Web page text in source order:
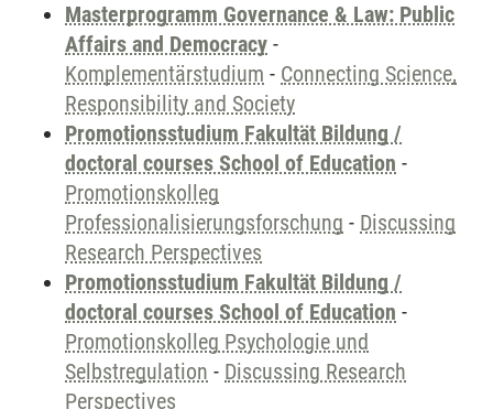
Masterprogramm Governance & Law: Public
Affairs and Democracy -
Komplementärstudium - Connecting Science,
Responsibility and Society
Promotionsstudium Fakultät Bildung /
doctoral courses School of Education -
Promotionskolleg
Professionalisierungsforschung - Discussing
Research Perspectives
Promotionsstudium Fakultät Bildung /
doctoral courses School of Education -
Promotionskolleg Psychologie und
Selbstregulation - Discussing Research
Perspectives